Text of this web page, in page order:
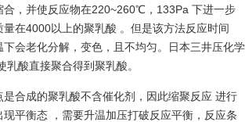
合，并使反应物在220~260℃，133Pa 下进一步
在4000以上的聚乳酸 。但是该方法反应时间
会老化分解，变色，且不均匀。日本三井压化学
酸直接聚合得到聚乳酸。
是合成的聚乳酸不含催化剂，因此缩聚反应 进行
平衡态 ，需要升温加压打破反应平衡，反应条